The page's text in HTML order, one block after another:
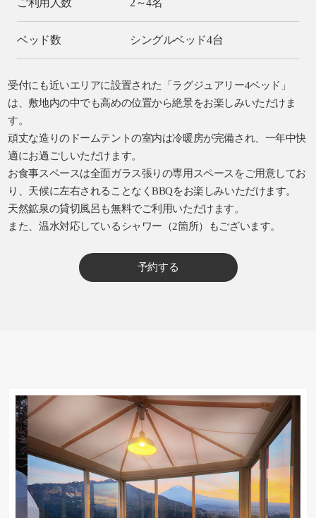
ご利用人数 2～4名
ベッド数 シングルベッド4台
受付にも近いエリアに設置された「ラグジュアリー4ベッド」
は、敷地内の中でも高めの位置から絶景をお楽しみいただけま
す。
頑丈な造りのドームテントの室内は冷暖房が完備され、一年中快
適にお過ごしいただけます。
お食事スペースは全面ガラス張りの専用スペースをご用意してお
り、天候に左右されることなくBBQをお楽しみいただけます。
天然鉱泉の貸切風呂も無料でご利用いただけます。
また、温水対応しているシャワー（2箇所）もございます。
予約する